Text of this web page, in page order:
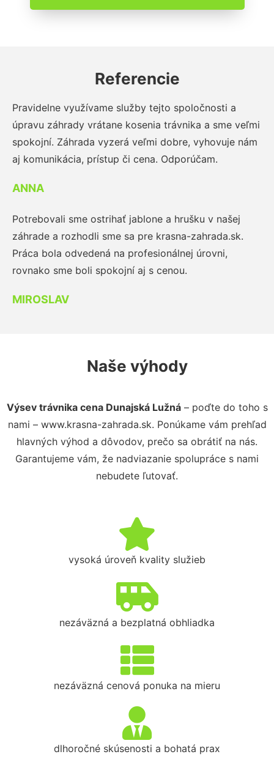
Referencie
Pravidelne využívame služby tejto spoločnosti a
úpravu záhrady vrátane kosenia trávnika a sme veľmi
spokojní. Záhrada vyzerá veľmi dobre, vyhovuje nám
aj komunikácia, prístup či cena. Odporúčam.
ANNA
Potrebovali sme ostrihať jablone a hrušku v našej
záhrade a rozhodli sme sa pre krasna-zahrada.sk.
Práca bola odvedená na profesionálnej úrovni,
rovnako sme boli spokojní aj s cenou.
MIROSLAV
Naše výhody
Výsev trávnika cena Dunajská Lužná– poďte do toho s
nami – www.krasna-zahrada.sk. Ponúkame vám prehľad
hlavných výhod a dôvodov, prečo sa obrátiť na nás.
Garantujeme vám, že nadviazanie spolupráce s nami
nebudete ľutovať.
vysoká úroveň kvality služieb
nezáväzná a bezplatná obhliadka
nezáväzná cenová ponuka na mieru
dlhoročné skúsenosti a bohatá prax